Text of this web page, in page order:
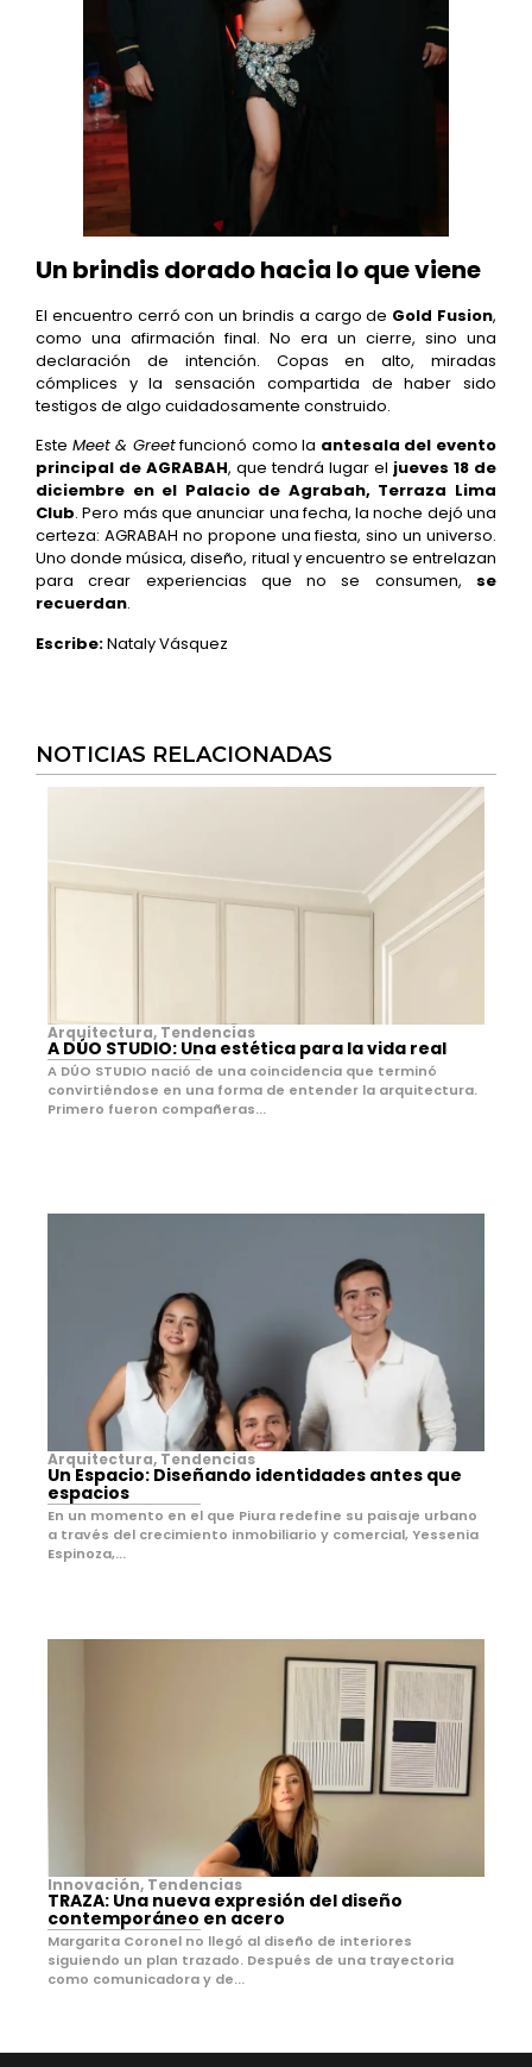
Un brindis dorado hacia lo que viene
El encuentro cerró con un brindis a cargo de Gold Fusion,
como una afirmación final. No era un cierre, sino una
declaración de intención. Copas en alto, miradas
cómplices y la sensación compartida de haber sido
testigos de algo cuidadosamente construido.
Este Meet & Greetfuncionó como la antesala del evento
principal de AGRABAH, que tendrá lugar el jueves 18 de
diciembre en el Palacio de Agrabah, Terraza Lima
Club. Pero más que anunciar una fecha, la noche dejó una
certeza: AGRABAH no propone una fiesta, sino un universo.
Uno donde música, diseño, ritual y encuentro se entrelazan
para crear experiencias que no se consumen, se
recuerdan.
Escribe:Nataly Vásquez
NOTICIAS RELACIONADAS
Arquitectura, Tendencias
A DÚO STUDIO: Una estética para la vida real
A DÚO STUDIO nació de una coincidencia que terminó
convirtiéndose en una forma de entender la arquitectura.
Primero fueron compañeras...
Arquitectura, Tendencias
Un Espacio: Diseñando identidades antes que
espacios
En un momento en el que Piura redefine su paisaje urbano
a través del crecimiento inmobiliario y comercial, Yessenia
Espinoza,...
Innovación, Tendencias
TRAZA: Una nueva expresión del diseño
contemporáneo en acero
Margarita Coronel no llegó al diseño de interiores
siguiendo un plan trazado. Después de una trayectoria
como comunicadora y de...